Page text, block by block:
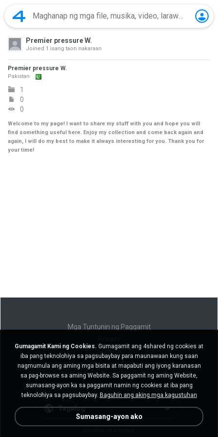
Premier pressure W.
Joined 1 isang taon nakaraan
Premier pressure W.
Pakistan
1
0
0
Welcome to my page! I want to share my stuff with you and hope you will
find something useful here. Enjoy my collection and come back again and
again, I will do my best to make it always interesting for you. Thank you for
your time!
Mga Tuntunin ng Paggamit
Suporta
Huwag ibenta ang aking personal na impormasyon
Huwag ibahagi ang aking personal na impormasyon
Tagalog
Gumagamit Kami ng Cookies. Gumagamit ang 4shared ng cookies at
iba pang teknolohiya sa pagsubaybay para maunawaan kung saan
nagmumula ang aming mga bisita at mapabuti ang iyong karanasan
sa pag-browse sa aming Website. Sa paggamit ng aming Website,
sumasang-ayon ka sa paggamit namin ng cookies at iba pang
teknolohiya sa pagsubaybay. Baguhin ang aking mga kagustuhan
Sumasang-ayon ako